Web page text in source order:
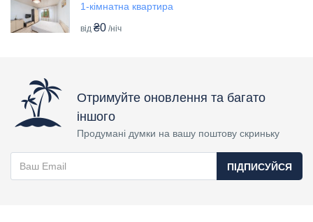
1-кімнатна квартира
від ₴0 /ніч
Отримуйте оновлення та багато
іншого
Продумані думки на вашу поштову скриньку
ПІДПИСУЙСЯ